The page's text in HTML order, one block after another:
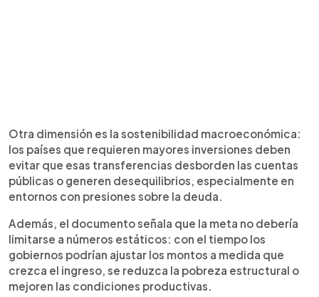
Otra dimensión es la sostenibilidad macroeconómica:
los países que requieren mayores inversiones deben
evitar que esas transferencias desborden las cuentas
públicas o generen desequilibrios, especialmente en
entornos con presiones sobre la deuda.
Además, el documento señala que la meta no debería
limitarse a números estáticos: con el tiempo los
gobiernos podrían ajustar los montos a medida que
crezca el ingreso, se reduzca la pobreza estructural o
mejoren las condiciones productivas.